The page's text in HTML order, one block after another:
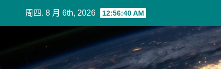
周四. 8 月 6th, 2026 12:56:41 AM